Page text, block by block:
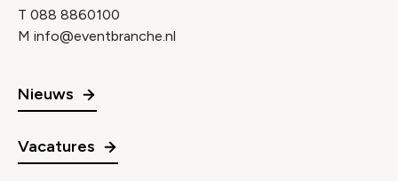
T 088 8860100
M info@eventbranche.nl
Nieuws
Vacatures